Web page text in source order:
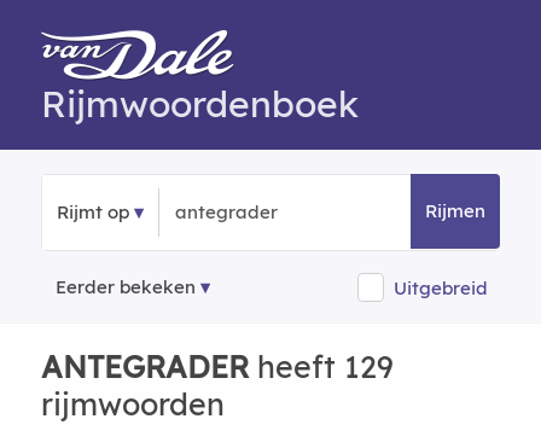
Rijmwoordenboek
Rijmt op Rijmen
Eerder bekeken Uitgebreid
ANTEGRADERheeft 129
rijmwoorden